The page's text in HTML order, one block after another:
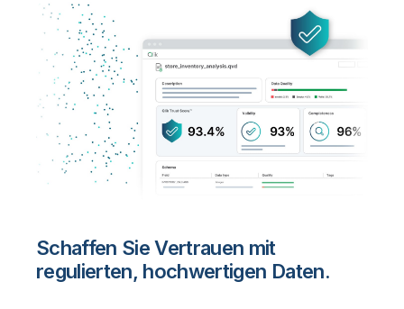
Schaffen Sie Vertrauen mit
regulierten, hochwertigen Daten.